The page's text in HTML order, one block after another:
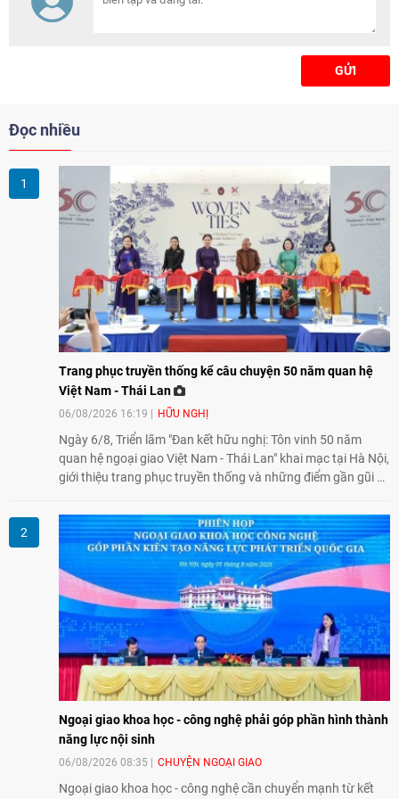
Việt Nam từ ngày 18-19/5.
GỬI
Đọc nhiều
Trang phục truyền thống kể câu chuyện 50 năm quan hệ
Việt Nam - Thái Lan
06/08/2026 16:19 HỮU NGHỊ
Ngày 6/8, Triển lãm "Đan kết hữu nghị: Tôn vinh 50 năm
quan hệ ngoại giao Việt Nam - Thái Lan" khai mạc tại Hà Nội,
giới thiệu trang phục truyền thống và những điểm gần gũi về
giao lưu nhân dân trong chặng đường nửa thế kỷ quan hệ
song phương.
Ngoại giao khoa học - công nghệ phải góp phần hình thành
năng lực nội sinh
06/08/2026 08:35 CHUYỆN NGOẠI GIAO
Ngoại giao khoa học - công nghệ cần chuyển mạnh từ kết